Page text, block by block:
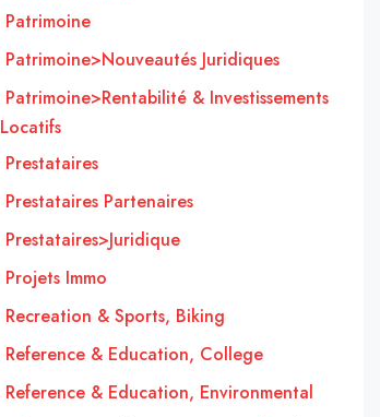
Patrimoine
Patrimoine>Nouveautés Juridiques
Patrimoine>Rentabilité & Investissements
Locatifs
Prestataires
Prestataires Partenaires
Prestataires>Juridique
Projets Immo
Recreation & Sports, Biking
Reference & Education, College
Reference & Education, Environmental